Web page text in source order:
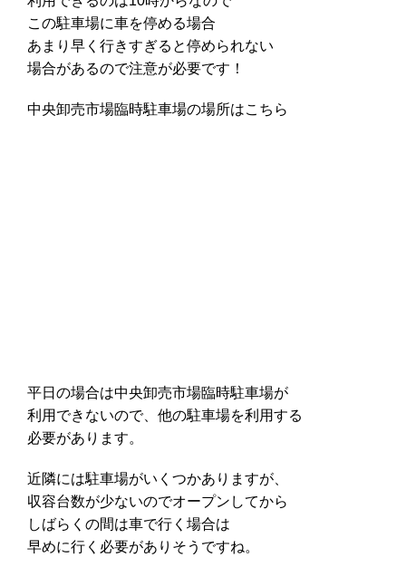
この駐車場に車を停める場合
あまり早く行きすぎると停められない
場合があるので注意が必要です！
中央卸売市場臨時駐車場の場所はこちら
平日の場合は中央卸売市場臨時駐車場が
利用できないので、他の駐車場を利用する
必要があります。
近隣には駐車場がいくつかありますが、
収容台数が少ないのでオープンしてから
しばらくの間は車で行く場合は
早めに行く必要がありそうですね。